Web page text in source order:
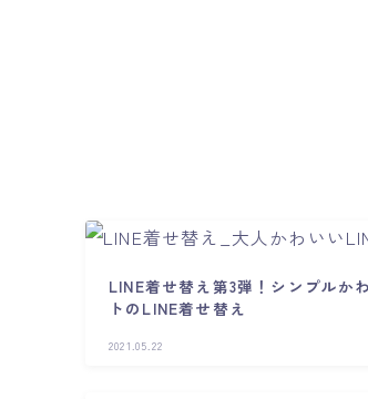
LINE着せ替え第3弾！シンプルか
トのLINE着せ替え
2021.05.22